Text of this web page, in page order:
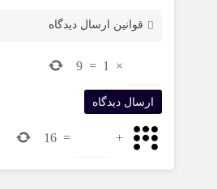
قوانین ارسال دیدگاه
×
1
=
9
+
=
16